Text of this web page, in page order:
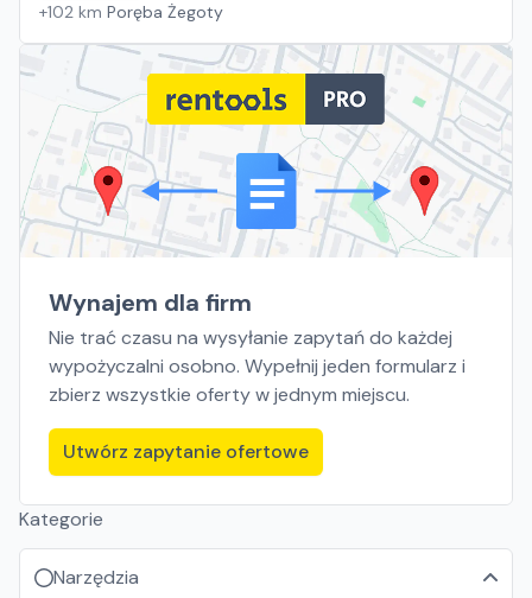
+102 km Poręba Żegoty
Wynajem dla firm
Nie trać czasu na wysyłanie zapytań do każdej
wypożyczalni osobno. Wypełnij jeden formularz i
zbierz wszystkie oferty w jednym miejscu.
Utwórz zapytanie ofertowe
Kategorie
Narzędzia